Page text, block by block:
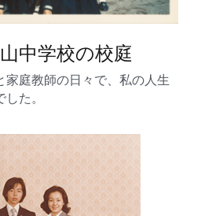
中学校の校庭
家庭教師の日々で、私の人生
た。